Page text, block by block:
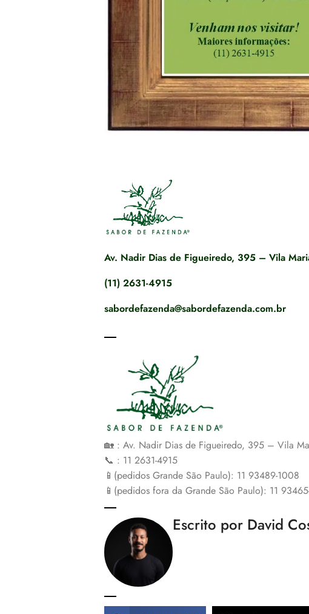
Av. Nadir Dias de Figueiredo, 395 – Vila
(11) 2631-4915
sabordefazenda@sabordefazenda.com.br
🏡 : Av. Nadir Dias de Figueiredo, 395 – Vila
📞 : 11 2631-4915
📱(pedidos Grande São Paulo): 11 93489-1008
📱(pedidos fora da Grande São Paulo): 11
Escrito por David